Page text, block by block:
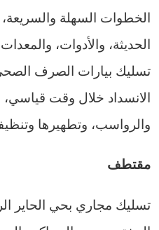
الخطوات السهلة
الحديثة، والأدوات،
تسليك بيارات الصرف
الانسداد خلال وقت قياسي،
والرواسب، وتطهيرها
مقتطف
تسليك مجاري بحي الحاير